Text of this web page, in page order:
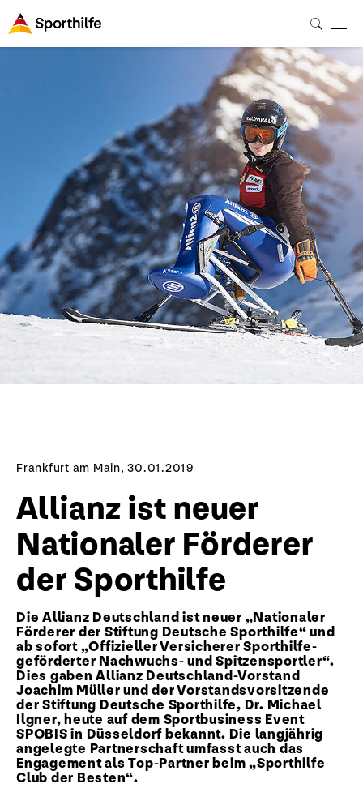
Frankfurt am Main, 30.01.2019
Allianz ist neuer
Nationaler Förderer
der Sporthilfe
Die Allianz Deutschland ist neuer „Nationaler
Förderer der Stiftung Deutsche Sporthilfe“ und
ab sofort „Offizieller Versicherer Sporthilfe-
geförderter Nachwuchs- und Spitzensportler“.
Dies gaben Allianz Deutschland-Vorstand
Joachim Müller und der Vorstandsvorsitzende
der Stiftung Deutsche Sporthilfe, Dr. Michael
Ilgner, heute auf dem Sportbusiness Event
SPOBIS in Düsseldorf bekannt. Die langjährig
angelegte Partnerschaft umfasst auch das
Engagement als Top-Partner beim „Sporthilfe
Club der Besten“.